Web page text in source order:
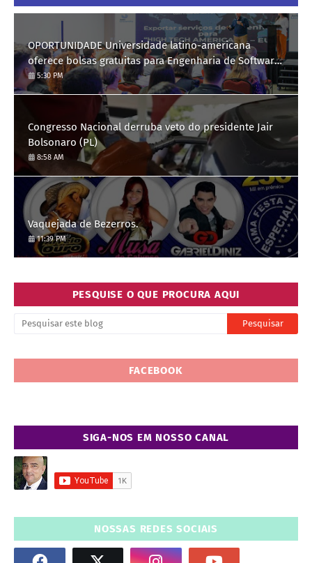
OPORTUNIDADE Universidade latino-americana
oferece bolsas gratuitas para Engenharia de Software;
saiba como se candidatar
5:30 PM
Congresso Nacional derruba veto do presidente Jair
Bolsonaro (PL)
8:58 AM
Vaquejada de Bezerros.
11:39 PM
PESQUISE O QUE PROCURA AQUI
FACEBOOK
SIGA-NOS EM NOSSO CANAL
NOSSAS REDES SOCIAIS